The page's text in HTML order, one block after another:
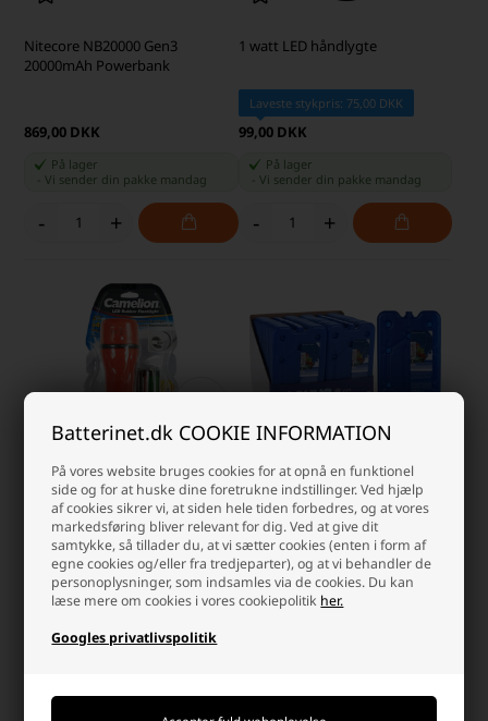
Batterinet.dk COOKIE INFORMATION
På vores website bruges cookies for at opnå en funktionel
side og for at huske dine foretrukne indstillinger. Ved hjælp
af cookies sikrer vi, at siden hele tiden forbedres, og at vores
markedsføring bliver relevant for dig. Ved at give dit
samtykke, så tillader du, at vi sætter cookies (enten i form af
egne cookies og/eller fra tredjeparter), og at vi behandler de
personoplysninger, som indsamles via de cookies. Du kan
læse mere om cookies i vores cookiepolitik her.
Googles privatlivspolitik
Nitecore NB20000 Gen3
20000mAh Powerbank
869,00 DKK
På lager
-Vi sender din pakke mandag
- +
1 watt LED håndlygte
Laveste stykpris: 75,00 DKK
99,00 DKK
På lager
Vi sender din pakke mandag
- +
1 LED Gummilygte med batterier
Laveste stykpris: 99,00 DKK
109,00 DKK
Vi sender din pakkemandag
Køleelement (400g)
Laveste stykpris: 17,50 DKK
25,00 DKK